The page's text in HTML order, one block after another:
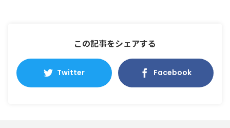
この記事をシェアする
Twitter Facebook